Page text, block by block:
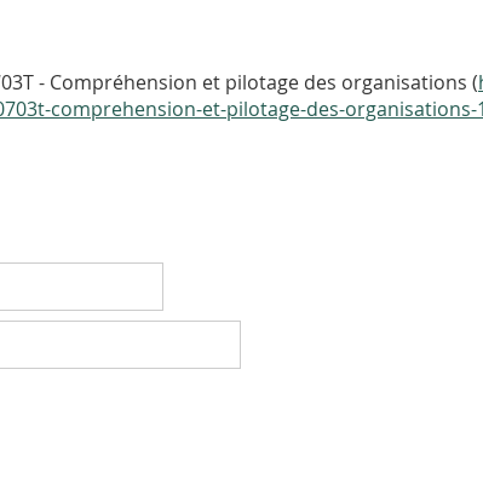
- Compréhension et pilotage des organisations (
comprehension-et-pilotage-des-organisations-